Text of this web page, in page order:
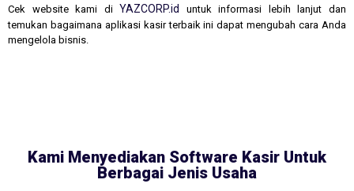
Cek website kami di YAZCORP.id
untuk informasi lebih lanjut dan
temukan bagaimana aplikasi kasir terbaik ini dapat mengubah cara Anda
mengelola bisnis.
Kami Menyediakan Software Kasir Untuk
Berbagai Jenis Usaha